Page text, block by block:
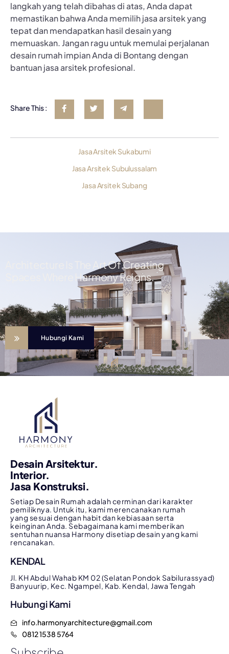
langkah yang telah dibahas di atas, Anda dapat
memastikan bahwa Anda memilih jasa arsitek yang
tepat dan mendapatkan hasil desain yang
memuaskan. Jangan ragu untuk memulai perjalanan
desain rumah impian Anda di Bontang dengan
bantuan jasa arsitek profesional.
Share This :
Jasa Arsitek Sukabumi
Jasa Arsitek Subulussalam
Jasa Arsitek Subang
Architecture Is The Art Of Creating
Spaces Where Harmony Reigns.
Hubungi Kami
Desain Arsitektur.
Interior.
Jasa Konstruksi.
Setiap Desain Rumah adalah cerminan dari karakter
pemiliknya. Untuk itu, kami merencanakan rumah
yang sesuai dengan habit dan kebiasaan serta
keinginan Anda. Sebagaimana kami memberikan
sentuhan nuansa Harmony disetiap desain yang kami
rencanakan.
KENDAL
Jl. KH Abdul Wahab KM 02 (Selatan Pondok Sabilurassyad)
Banyuurip, Kec. Ngampel, Kab. Kendal, Jawa Tengah
Hubungi Kami
info.harmonyarchitecture@gmail.com
0812 1538 5764